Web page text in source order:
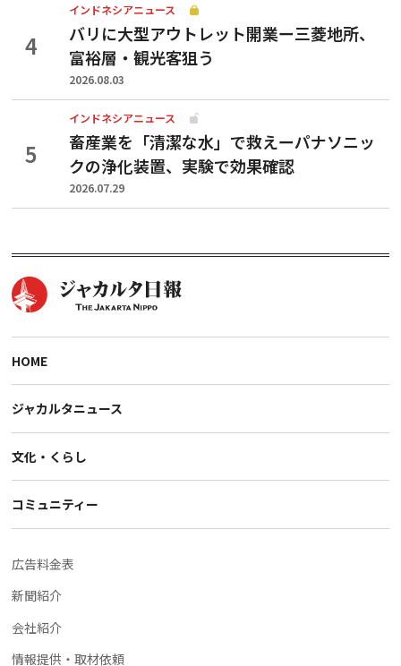
インドネシアニュース
バリに大型アウトレット開業ー三菱地所、
富裕層・観光客狙う
2026.08.03
インドネシアニュース
畜産業を「清潔な水」で救えーパナソニッ
クの浄化装置、実験で効果確認
2026.07.29
HOME
ジャカルタニュース
文化・くらし
コミュニティー
広告料金表
新聞紹介
会社紹介
情報提供・取材依頼